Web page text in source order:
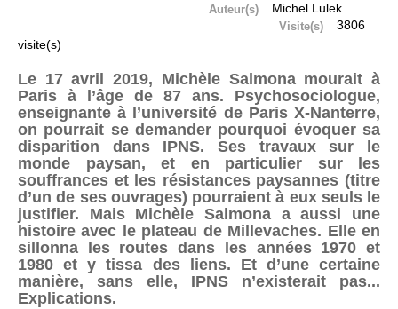
Auteur(s) Michel Lulek
Visite(s)
3806
visite(s)
Le 17 avril 2019, Michèle Salmona mourait à
Paris à l’âge de 87 ans. Psychosociologue,
enseignante à l’université de Paris X-Nanterre,
on pourrait se demander pourquoi évoquer sa
disparition dans IPNS. Ses travaux sur le
monde paysan, et en particulier sur les
souffrances et les résistances paysannes (titre
d’un de ses ouvrages) pourraient à eux seuls le
justifier. Mais Michèle Salmona a aussi une
histoire avec le plateau de Millevaches. Elle en
sillonna les routes dans les années 1970 et
1980 et y tissa des liens. Et d’une certaine
manière, sans elle, IPNS n’existerait pas...
Explications.